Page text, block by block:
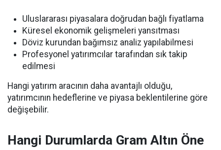
Uluslararası piyasalara doğrudan bağlı fiyatlama
Küresel ekonomik gelişmeleri yansıtması
Döviz kurundan bağımsız analiz yapılabilmesi
Profesyonel yatırımcılar tarafından sık takip
edilmesi
Hangi yatırım aracının daha avantajlı olduğu,
yatırımcının hedeflerine ve piyasa beklentilerine göre
değişebilir.
Hangi Durumlarda Gram Altın Öne